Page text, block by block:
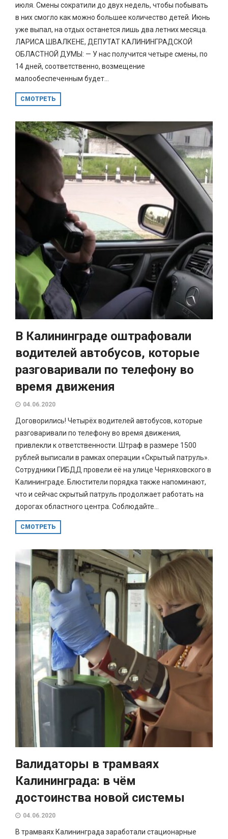
июля. Смены сократили до двух недель, чтобы побывать
в них смогло как можно большее количество детей. Июнь
уже выпал, на отдых останется лишь два летних месяца.
ЛАРИСА ШВАЛКЕНЕ, ДЕПУТАТ КАЛИНИНГРАДСКОЙ
ОБЛАСТНОЙ ДУМЫ: — У нас получится четыре смены, по
14 дней, соответственно, возмещение
малообеспеченным будет...
СМОТРЕТЬ
В Калининграде оштрафовали
водителей автобусов, которые
разговаривали по телефону во
время движения
04.06.2020
Договорились! Четырёх водителей автобусов, которые
разговаривали по телефону во время движения,
привлекли к ответственности. Штраф в размере 1500
рублей выписали в рамках операции «Скрытый патруль».
Сотрудники ГИБДД провели её на улице Черняховского в
Калининграде. Блюстители порядка также напоминают,
что и сейчас скрытый патруль продолжает работать на
дорогах областного центра. Соблюдайте...
СМОТРЕТЬ
Валидаторы в трамваях
Калининграда: в чём
достоинства новой системы
04.06.2020
В трамваях Калининграда заработали стационарные